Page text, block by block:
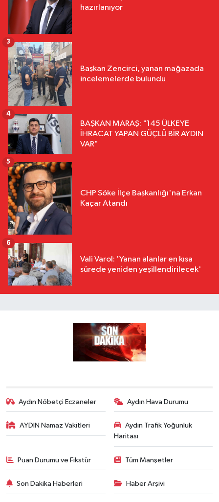
hazırlanıyor
Başkan Zencirci, yanan mağazada
incelemelerde bulundu
3
BAŞKAN MARAŞ: "145 ÜLKEYE
İHRACAT YAPAN GÜÇLÜ BİR AYDIN
VAR"
4
CHP Söke İlçe Başkanlığı'na Erkan
Kaçar Atandı
5
Vali Varol: 'Yanan alanlar en kısa
sürede yeniden yeşillendirilecek'
6
Aydın Nöbetçi Eczaneler Aydın Hava Durumu
AYDIN Namaz Vakitleri
Aydın Trafik Yoğunluk
Haritası
Puan Durumu ve Fikstür Tüm Manşetler
Son Dakika Haberleri Haber Arşivi